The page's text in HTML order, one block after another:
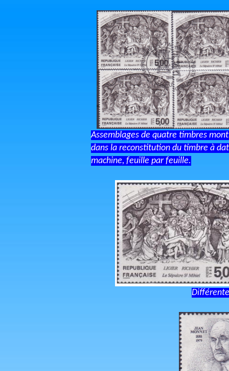
Assemblages de quatre timbres
dans la reconstitution du timbre à
machine, feuille par feuille.